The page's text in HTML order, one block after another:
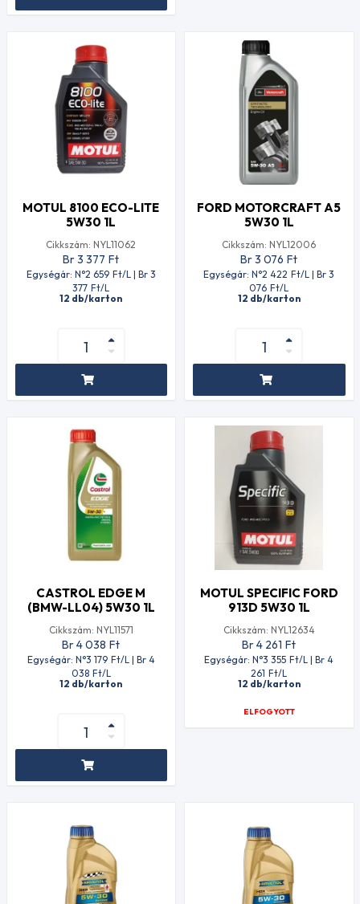
MOTUL 8100 ECO-LITE
5W30 1L
Cikkszám: NYL11062
Br 3 377 Ft
Egységár: N°2 659 Ft/L | Br 3
377 Ft/L
12 db/karton
FORD MOTORCRAFT A5
5W30 1L
Cikkszám: NYL12006
Br 3 076 Ft
Egységár: N°2 422 Ft/L | Br 3
076 Ft/L
12 db/karton
CASTROL EDGE M
(BMW-LL04) 5W30 1L
Cikkszám: NYL11571
Br 4 038 Ft
Egységár: N°3 179 Ft/L | Br 4
038 Ft/L
12 db/karton
MOTUL SPECIFIC FORD
913D 5W30 1L
Cikkszám: NYL12634
Br 4 261 Ft
Egységár: N°3 355 Ft/L | Br 4
261 Ft/L
12 db/karton
ELFOGYOTT